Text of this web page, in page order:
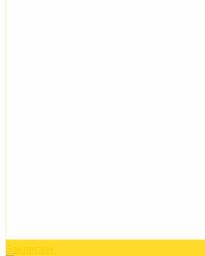
Заклепки